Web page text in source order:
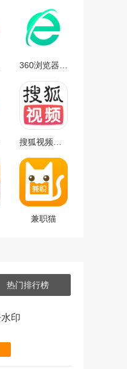
兼职猫
热门排行榜
印